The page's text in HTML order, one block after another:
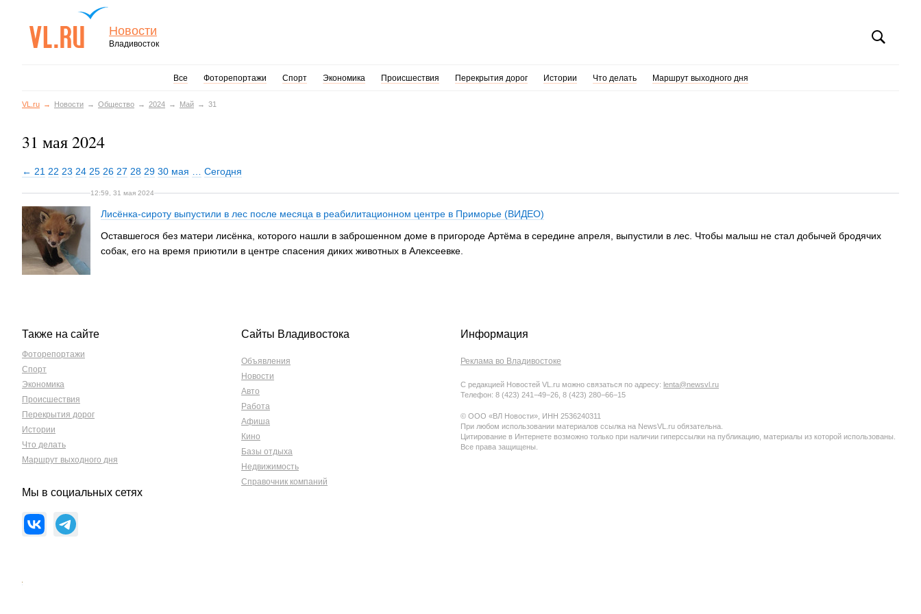
Новости
Владивосток
Все Фоторепортажи Спорт Экономика Происшествия Перекрытия дорог Истории Что делать Маршрут выходного дня
VL.ru Новости Общество 2024 Май 31
31 мая 2024
← 21 22 23 24 25 26 27 28 29 30 мая Сегодня
12:59, 31 мая 2024
Лисёнка-сироту выпустили в лес после месяца в реабилитационном центре в Приморье (ВИДЕО)
Оставшегося без матери лисёнка, которого нашли в заброшенном доме в пригороде Артёма в середине апреля, выпустили в лес. Чтобы малыш не стал добычей бродячих
собак, его на время приютили в центре спасения диких животных в Алексеевке.
Также на сайте
Фоторепортажи
Спорт
Экономика
Происшествия
Перекрытия дорог
Истории
Что делать
Маршрут выходного дня
Мы в социальных сетях
Сайты Владивостока
Объявления
Новости
Авто
Работа
Афиша
Кино
Базы отдыха
Недвижимость
Справочник компаний
Информация
Реклама во Владивостоке
С редакцией Новостей VL.ru можно связаться по адресу: lenta@newsvl.ru
Телефон: 8 (423) 241−49−26, 8 (423) 280−66−15
© ООО «ВЛ Новости», ИНН 2536240311
При любом использовании материалов ссылка на NewsVL.ru обязательна.
Цитирование в Интернете возможно только при наличии гиперссылки на публикацию, материалы из которой использованы.
Все права защищены.